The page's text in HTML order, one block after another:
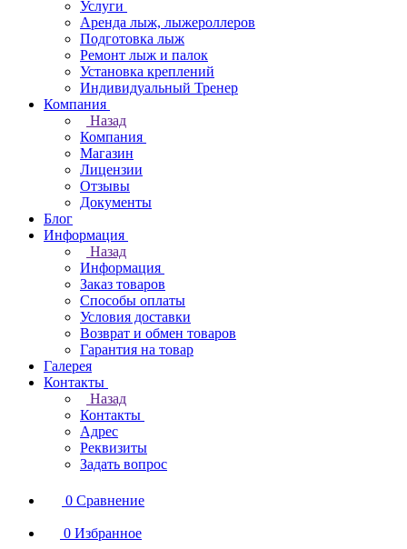
Услуги
Аренда лыж, лыжероллеров
Подготовка лыж
Ремонт лыж и палок
Установка креплений
Индивидуальный Тренер
Компания
Назад
Компания
Магазин
Лицензии
Отзывы
Документы
Блог
Информация
Назад
Информация
Заказ товаров
Способы оплаты
Условия доставки
Возврат и обмен товаров
Гарантия на товар
Галерея
Контакты
Назад
Контакты
Адрес
Реквизиты
Задать вопрос
0 Сравнение
0 Избранное